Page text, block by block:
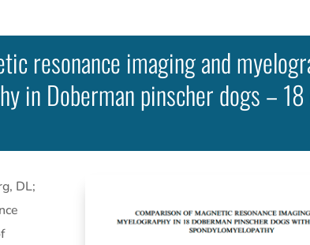
resonance imaging and
in Doberman pinscher dogs –
DL;